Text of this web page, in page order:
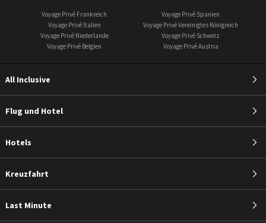
Voyage Privé Frankreich
Voyage Privé Spanien
Voyage Privé Italien
Voyage Privé Vereinigtes Königreich
Voyage Privé Niederlande
Voyage Privé Schweiz
Voyage Privé Belgien
Voyage Privé Austria
All Inclusive
Flug und Hotel
Hotels
Kreuzfahrt
Last Minute